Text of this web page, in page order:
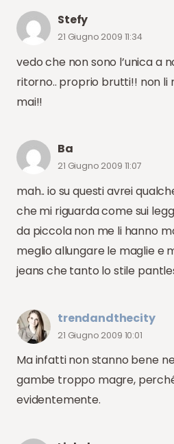
Stefy
21 Giugno 2009 11:34
vedo che non sono l’unica a
ritorno.. proprio brutti!! non li
mai!!
Ba
21 Giugno 2009 11:07
mah.. io su questi avrei
che mi riguarda come sui
da piccola non me li hanno
meglio allungare le maglie e
jeans che tanto lo stile
trendandthecity
21 Giugno 2009 10:01
Ma infatti non stanno bene
gambe troppo magre,
evidentemente.